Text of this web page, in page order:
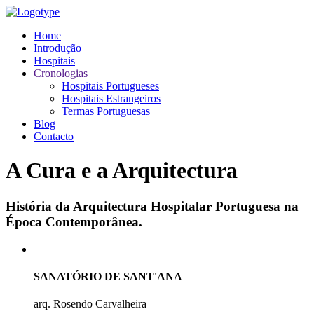
Home
Introdução
Hospitais
Cronologias
Hospitais Portugueses
Hospitais Estrangeiros
Termas Portuguesas
Blog
Contacto
A Cura e a Arquitectura
História da Arquitectura Hospitalar Portuguesa na
Época Contemporânea.
SANATÓRIO DE SANT'ANA
arq. Rosendo Carvalheira